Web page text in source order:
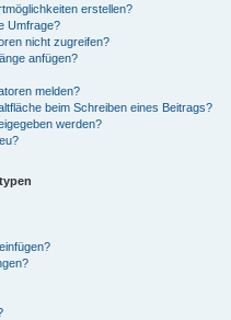
erstellen?
Umfrage?
nicht zugreifen?
anfügen?
melden?
beim Schreiben eines Beitrags?
werden?